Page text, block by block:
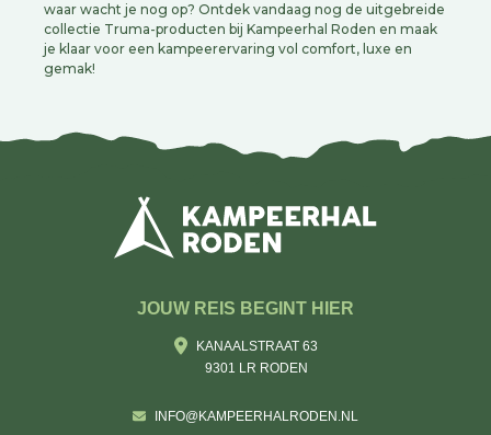
waar wacht je nog op? Ontdek vandaag nog de uitgebreide
collectie Truma-producten bij Kampeerhal Roden en maak
je klaar voor een kampeerervaring vol comfort, luxe en
gemak!
JOUW REIS BEGINT HIER
KANAALSTRAAT 63
9301 LR RODEN
INFO@KAMPEERHALRODEN.NL